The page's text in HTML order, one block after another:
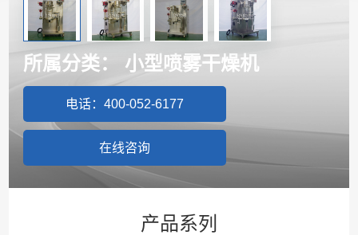
所属分类： 小型喷雾干燥机
电话：400-052-6177
在线咨询
产品系列